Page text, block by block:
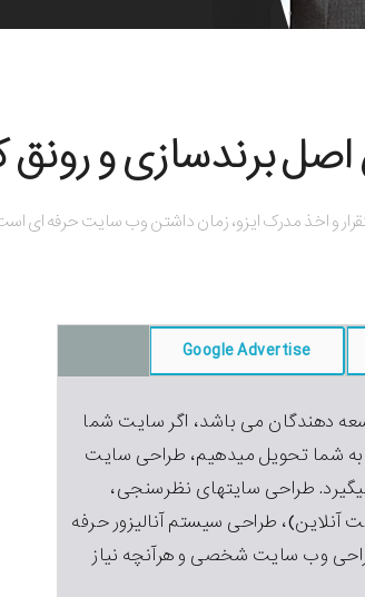
برندسازی و
۱۵ ساله ی هلدینگ توسعه دهندگان می باشد، اگر سایت شما
شما تحویل میدهیم، طراحی سایت
طراحی سایتهای نظرسنجی،
طراحی سیستم آنالیزور حرفه